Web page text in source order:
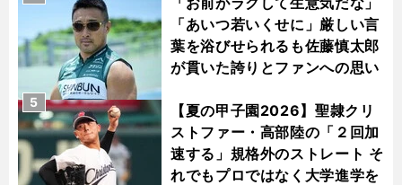
「あいつ若いくせに」厳しい言
葉を浴びせられるも佐藤慎太郎
が貫いた誇りとファンへの思い
【夏の甲子園2026】聖隷クリ
ストファー・高部陸の「２回加
速する」規格外のストレート そ
れでもプロではなく大学進学を
5